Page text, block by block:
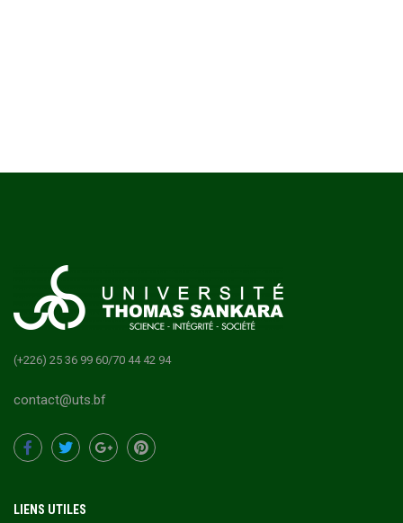
(+226) 25 36 99 60/70 44 42 94
contact@uts.bf
LIENS UTILES